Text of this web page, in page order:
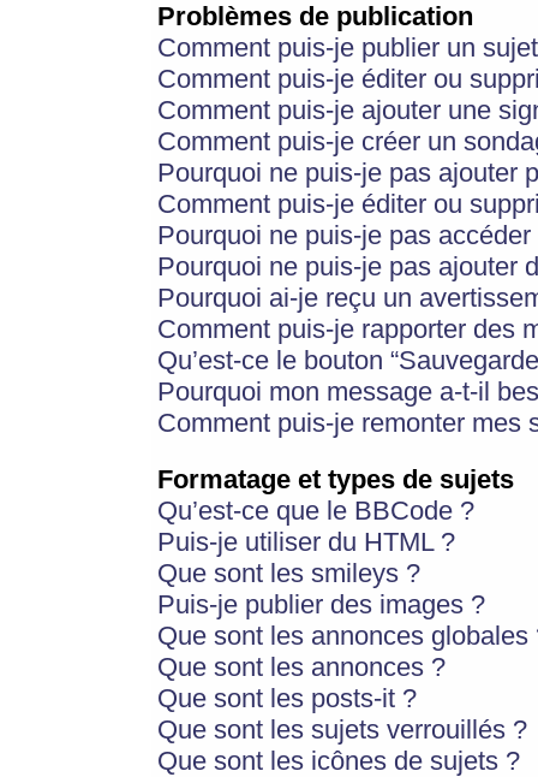
Problèmes de publication
Comment puis-je publier un
Comment puis-je éditer ou
Comment puis-je ajouter une
Comment puis-je créer un
Pourquoi ne puis-je pas ajouter
Comment puis-je éditer ou
Pourquoi ne puis-je pas
Pourquoi ne puis-je pas ajouter
Pourquoi ai-je reçu un
Comment puis-je rapporter des
Qu’est-ce le bouton
Pourquoi mon message a-t-il
Comment puis-je remonter mes
Formatage et types de sujets
Qu’est-ce que le BBCode ?
Puis-je utiliser du HTML ?
Que sont les smileys ?
Puis-je publier des images ?
Que sont les annonces globales
Que sont les annonces ?
Que sont les posts-it ?
Que sont les sujets verrouillés ?
Que sont les icônes de sujets ?